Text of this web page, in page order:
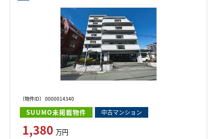
〔物件ID〕 0000014340
SUUMO未掲載物件 中古マンション
1,380 万円